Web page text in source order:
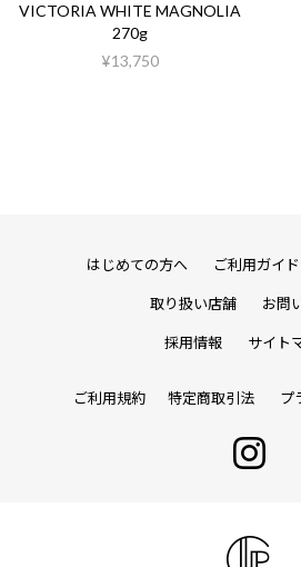
VICTORIA WHITE MAGNOLIA
270g
¥13,750
はじめての方へ ご利用ガイド
取り扱い店舗 お問
採用情報 サイト
ご利用規約 特定商取引法 プ